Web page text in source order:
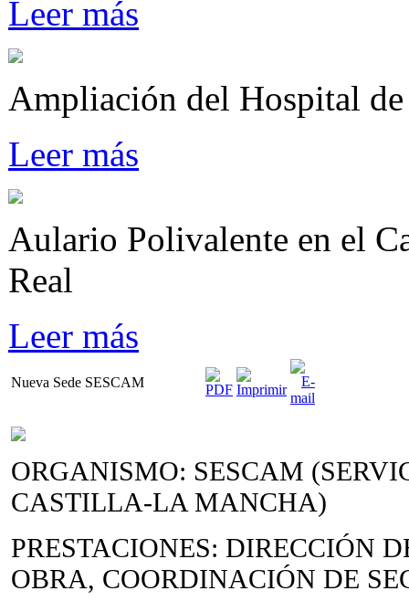
Leer más
Ampliación del Hospital
Leer más
Aulario Polivalente en el
Real
Leer más
Nueva Sede SESCAM
ORGANISMO: SESCAM
CASTILLA-LA MANCHA)
PRESTACIONES: DIRECCIÓN
OBRA, COORDINACIÓN DE